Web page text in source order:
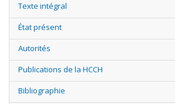
Texte intégral
État présent
Autorités
Publications de la HCCH
Bibliographie